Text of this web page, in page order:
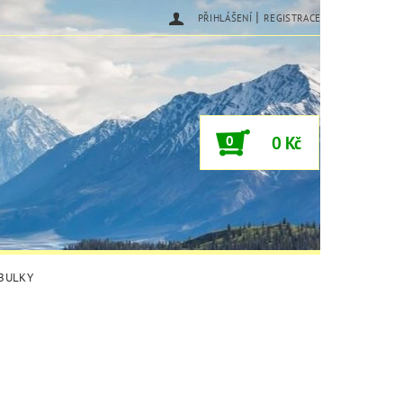
PŘIHLÁŠENÍ | REGISTRACE
0 0 Kč